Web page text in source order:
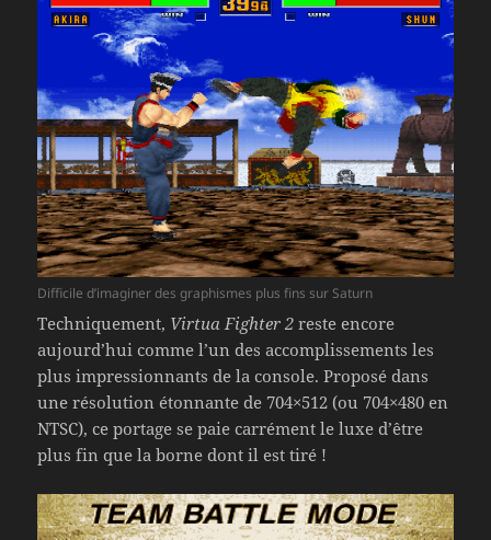
Difficile d’imaginer des graphismes plus fins sur Saturn
Techniquement, Virtua Fighter 2 reste encore
aujourd’hui comme l’un des accomplissements les
plus impressionnants de la console. Proposé dans
une résolution étonnante de 704×512 (ou 704×480 en
NTSC), ce portage se paie carrément le luxe d’être
plus fin que la borne dont il est tiré !